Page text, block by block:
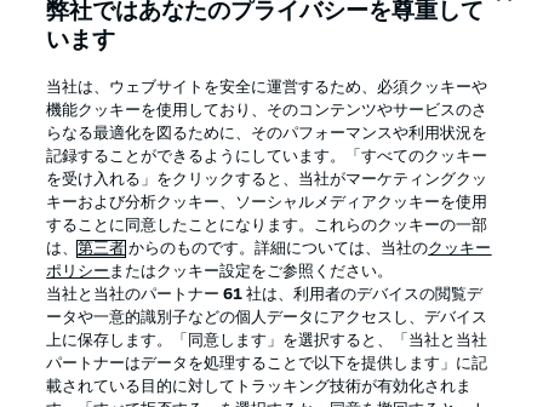
言語をお選びください
日本語 Display Mode
ログイン
Football as it's meant to be
弊社ではあなたのプライバシーを尊重して
います
当社は、ウェブサイトを安全に運営するため、必須クッキーや
機能クッキーを使用しており、そのコンテンツやサービスのさ
らなる最適化を図るために、そのパフォーマンスや利用状況を
記録することができるようにしています。「すべてのクッキー
を受け入れる」をクリックすると、当社がマーケティングクッ
キーおよび分析クッキー、ソーシャルメディアクッキーを使用
することに同意したことになります。これらのクッキーの一部
は、第三者 からのものです。詳細については、当社のクッキー
ポリシー またはクッキー設定をご参照ください。
当社と当社のパートナー61 社は、利用者のデバイスの閲覧デ
ータや一意的識別子などの個人データにアクセスし、デバイス
上に保存します。「同意します」を選択すると、「当社と当社
パートナーはデータを処理することで以下を提供します」に記
載されている目的に対してトラッキング技術が有効化されま